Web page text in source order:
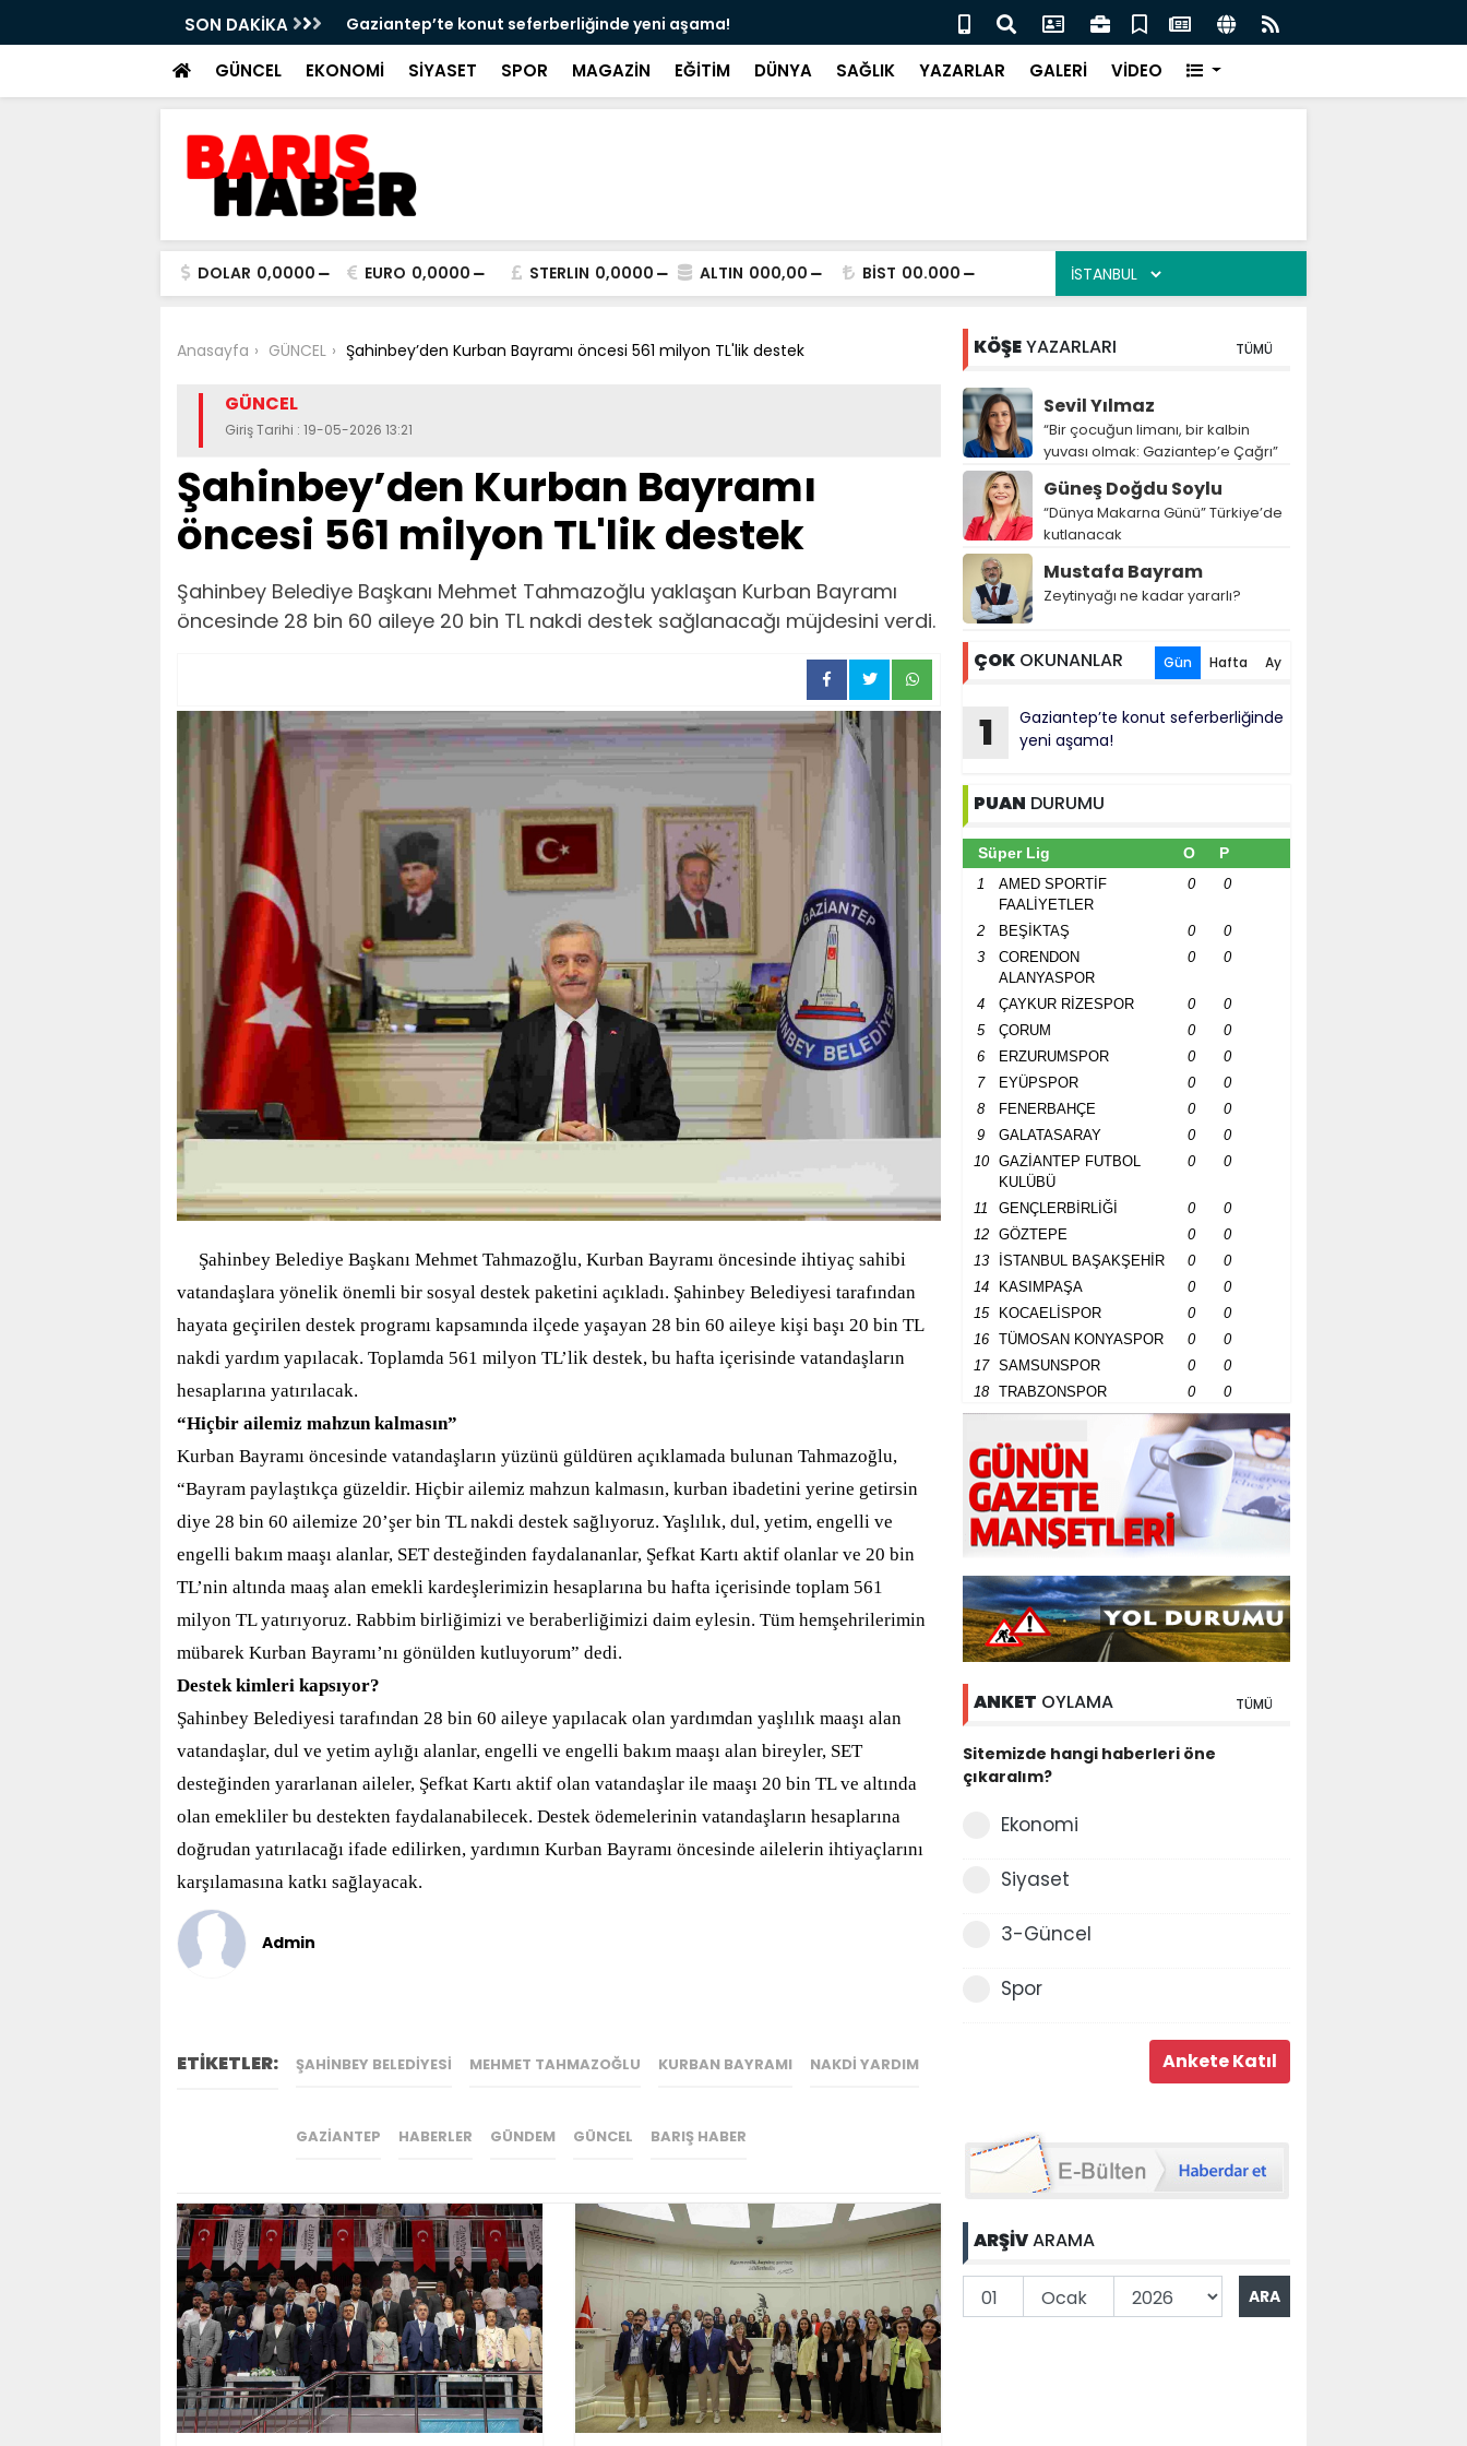
SON DAKİKA
Gaziantep’te konut seferberliğinde yeni aşama! “Karın ağrısının nedeni ultrasonla belirlenebilir” “Deri kanserleri erken teşhisle
GÜNCEL EKONOMİ SİYASET SPOR MAGAZİN EĞİTİM DÜNYA SAĞLIK YAZARLAR GALERİ VİDEO
DOLAR 0,0000 EURO 0,0000 STERLIN 0,0000 ALTIN 000,00 BİST 00.000
Anasayfa GÜNCEL Şahinbey’den Kurban Bayramı öncesi 561 milyon TL'lik destek
GÜNCEL
Giriş Tarihi : 19-05-2026 13:21
Şahinbey’den Kurban Bayramı
öncesi 561 milyon TL'lik destek
Şahinbey Belediye Başkanı Mehmet Tahmazoğlu yaklaşan Kurban Bayramı
öncesinde 28 bin 60 aileye 20 bin TL nakdi destek sağlanacağı müjdesini verdi.
Şahinbey Belediye Başkanı Mehmet Tahmazoğlu, Kurban Bayramı öncesinde ihtiyaç sahibi
vatandaşlara yönelik önemli bir sosyal destek paketini açıkladı. Şahinbey Belediyesi tarafından
hayata geçirilen destek programı kapsamında ilçede yaşayan 28 bin 60 aileye kişi başı 20 bin TL
nakdi yardım yapılacak. Toplamda 561 milyon TL’lik destek, bu hafta içerisinde vatandaşların
hesaplarına yatırılacak.
“Hiçbir ailemiz mahzun kalmasın”
Kurban Bayramı öncesinde vatandaşların yüzünü güldüren açıklamada bulunan Tahmazoğlu,
“Bayram paylaştıkça güzeldir. Hiçbir ailemiz mahzun kalmasın, kurban ibadetini yerine getirsin
diye 28 bin 60 ailemize 20’şer bin TL nakdi destek sağlıyoruz. Yaşlılık, dul, yetim, engelli ve
engelli bakım maaşı alanlar, SET desteğinden faydalananlar, Şefkat Kartı aktif olanlar ve 20 bin
TL’nin altında maaş alan emekli kardeşlerimizin hesaplarına bu hafta içerisinde toplam 561
milyon TL yatırıyoruz. Rabbim birliğimizi ve beraberliğimizi daim eylesin. Tüm hemşehrilerimin
mübarek Kurban Bayramı’nı gönülden kutluyorum” dedi.
Destek kimleri kapsıyor?
Şahinbey Belediyesi tarafından 28 bin 60 aileye yapılacak olan yardımdan yaşlılık maaşı alan
vatandaşlar, dul ve yetim aylığı alanlar, engelli ve engelli bakım maaşı alan bireyler, SET
desteğinden yararlanan aileler, Şefkat Kartı aktif olan vatandaşlar ile maaşı 20 bin TL ve altında
olan emekliler bu destekten faydalanabilecek. Destek ödemelerinin vatandaşların hesaplarına
doğrudan yatırılacağı ifade edilirken, yardımın Kurban Bayramı öncesinde ailelerin ihtiyaçlarını
karşılamasına katkı sağlayacak.
Admin
ETİKETLER: ŞAHINBEY BELEDIYESI MEHMET TAHMAZOĞLU KURBAN BAYRAMI NAKDI YARDIM
GAZIANTEP HABERLER GÜNDEM GÜNCEL BARIŞ HABER
KÖŞEYAZARLARI TÜMÜ
Sevil Yılmaz
“Bir çocuğun limanı, bir kalbin
yuvası olmak: Gaziantep’e Çağrı”
Güneş Doğdu Soylu
“Dünya Makarna Günü” Türkiye’de
kutlanacak
Mustafa Bayram
Zeytinyağı ne kadar yararlı?
ÇOK OKUNANLAR Gün Hafta Ay
1
Gaziantep’te konut seferberliğinde
yeni aşama!
PUAN DURUMU
Süper Lig O P
1
AMED SPORTİF
FAALİYETLER
0 0
2 BEŞİKTAŞ 0
0
3
CORENDON
ALANYASPOR
0 0
4 ÇAYKUR RİZESPOR 0
0
5
ÇORUM 0
0
6
ERZURUMSPOR 0
0
7
EYÜPSPOR 0
0
8
FENERBAHÇE 0
0
9
GALATASARAY 0
0
10
GAZİANTEP FUTBOL
KULÜBÜ
0 0
11 GENÇLERBİRLİĞİ 0
0
12
GÖZTEPE 0
0
13
İSTANBUL BAŞAKŞEHİR 0
0
14
KASIMPAŞA 0
0
15
KOCAELİSPOR 0
0
16
TÜMOSAN KONYASPOR 0
0
17
SAMSUNSPOR 0
0
18
TRABZONSPOR 0 0
ANKET OYLAMA TÜMÜ
Sitemizde hangi haberleri öne
çıkaralım?
Ekonomi
Siyaset
3-Güncel
Spor
ARŞİVARAMA